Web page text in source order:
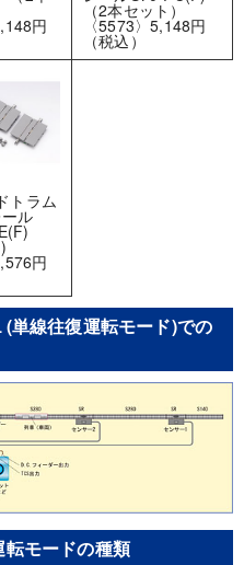
円
（2本セット）
〈5573〉5,148円
（税込）
トラム
ル
円
単線往復運転モード)での
モードの種類